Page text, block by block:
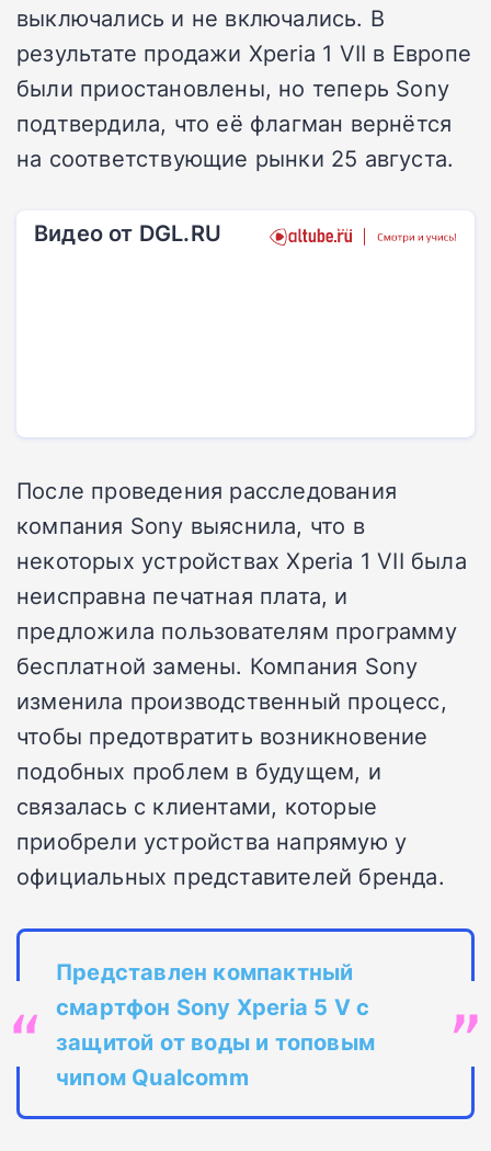
выключались и не включались. В
результате продажи Xperia 1 VII в Европе
были приостановлены, но теперь Sony
подтвердила, что её флагман вернётся
на соответствующие рынки 25 августа.
Видео от DGL.RU
После проведения расследования
компания Sony выяснила, что в
некоторых устройствах Xperia 1 VII была
неисправна печатная плата, и
предложила пользователям программу
бесплатной замены. Компания Sony
изменила производственный процесс,
чтобы предотвратить возникновение
подобных проблем в будущем, и
связалась с клиентами, которые
приобрели устройства напрямую у
официальных представителей бренда.
Представлен компактный
смартфон Sony Xperia 5 V с
защитой от воды и топовым
чипом Qualcomm